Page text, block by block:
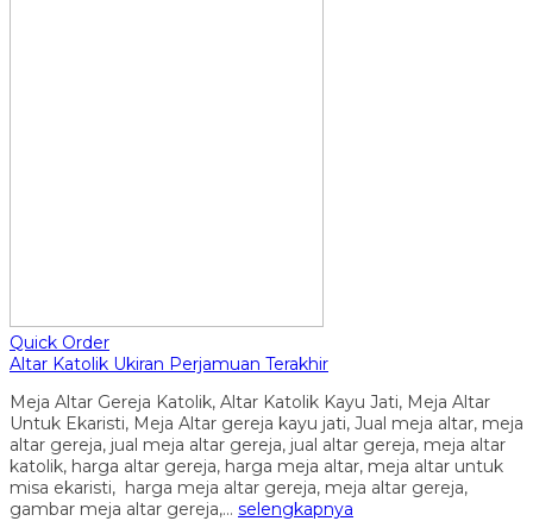
Quick Order
Altar Katolik Ukiran Perjamuan Terakhir
Meja Altar Gereja Katolik, Altar Katolik Kayu Jati, Meja Altar
Untuk Ekaristi, Meja Altar gereja kayu jati, Jual meja altar, meja
altar gereja, jual meja altar gereja, jual altar gereja, meja altar
katolik, harga altar gereja, harga meja altar, meja altar untuk
misa ekaristi, harga meja altar gereja, meja altar gereja,
gambar meja altar gereja,… selengkapnya